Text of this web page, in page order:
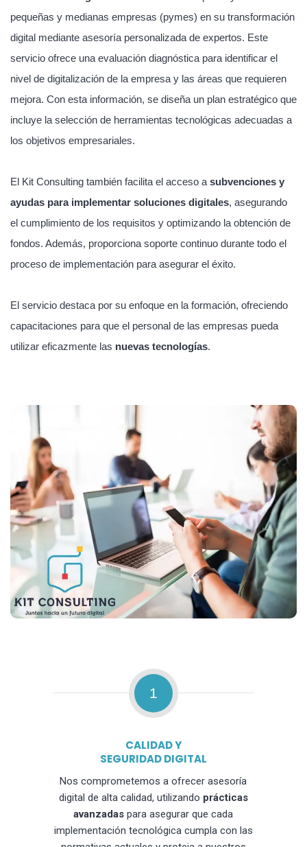
pequeñas y medianas empresas (pymes) en su transformación
digital mediante asesoría personalizada de expertos. Este
servicio ofrece una evaluación diagnóstica para identificar el
nivel de digitalización de la empresa y las áreas que requieren
mejora. Con esta información, se diseña un plan estratégico que
incluye la selección de herramientas tecnológicas adecuadas a
los objetivos empresariales.
El Kit Consulting también facilita el acceso a subvenciones y
ayudas para implementar soluciones digitales, asegurando
el cumplimiento de los requisitos y optimizando la obtención de
fondos. Además, proporciona soporte continuo durante todo el
proceso de implementación para asegurar el éxito.
El servicio destaca por su enfoque en la formación, ofreciendo
capacitaciones para que el personal de las empresas pueda
utilizar eficazmente las nuevas tecnologías.
1
CALIDAD Y
SEGURIDAD DIGITAL
Nos comprometemos a ofrecer asesoría
digital de alta calidad, utilizando prácticas
avanzadas para asegurar que cada
implementación tecnológica cumpla con las